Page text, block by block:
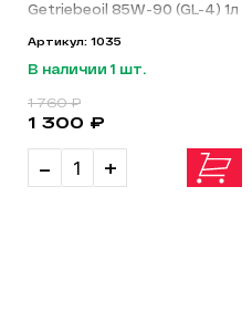
Getriebeoil 85W-90 (GL-4) 1л
Артикул: 1035
В наличии 1 шт.
- +
1 300 ₽
1 760 ₽